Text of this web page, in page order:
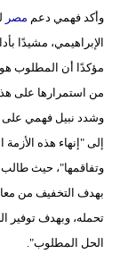
وأكد فهمي دعم مصر
الإبراهيمي، مشيدًا
مؤكدًا أن المطلوب هو
من استمرارها على
وشدد نبيل فهمي على
إلى "إنهاء هذه
بهدف التخفيف من
تحمله، وبهدف توفير
الحل المطلوب".